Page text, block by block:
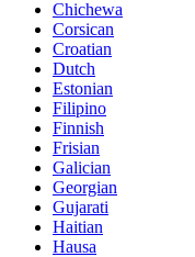
Chichewa
Corsican
Croatian
Dutch
Estonian
Filipino
Finnish
Frisian
Galician
Georgian
Gujarati
Haitian
Hausa